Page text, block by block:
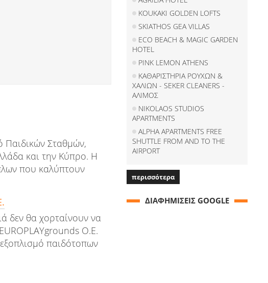
Παιδικών Σταθμών,
και την Κύπρο. Η
που καλύπτουν
δεν θα χορταίνουν να
O.E.
παιδότοπων
KOUKAKI GOLDEN LOFTS
SKIATHOS GEA VILLAS
ECO BEACH & MAGIC GARDEN
HOTEL
PINK LEMON ATHENS
ΚΑΘΑΡΙΣΤΗΡΙΑ ΡΟΥΧΩΝ &
ΧΑΛΙΩΝ - SEKER CLEANERS -
ΑΛΙΜΟΣ
NIKOLAOS STUDIOS
APARTMENTS
ALPHA APARTMENTS FREE
SHUTTLE FROM AND TO THE
AIRPORT
περισσότερα
ΔΙΑΦΗΜΙΣΕΙΣ GOOGLE